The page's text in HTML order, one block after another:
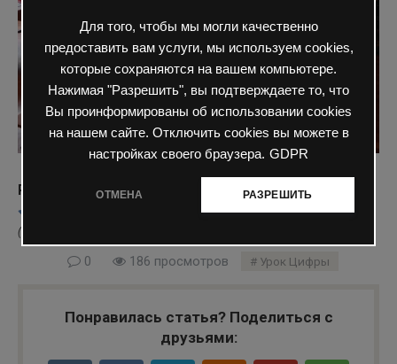
Для того, чтобы мы могли качественно
предоставить вам услуги, мы используем cookies,
которые сохраняются на вашем компьютере.
Нажимая "Разрешить", вы подтверждаете то, что
Вы проинформированы об использовании cookies
на нашем сайте. Отключить cookies вы можете в
настройках своего браузера. GDPR
ОТМЕНА РАЗРЕШИТЬ
Рейтинг
(
0 186 просмотров Урок Цифры
Понравилась статья? Поделиться с
друзьями: